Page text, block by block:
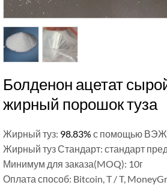
Болденон ацетат
жирный порошок туза
Жирный туз: 98.83% с помощью
Жирный туз Стандарт: стандарт
Минимум для заказа(MOQ): 10г
Оплата способ: Bitcoin, T / T,